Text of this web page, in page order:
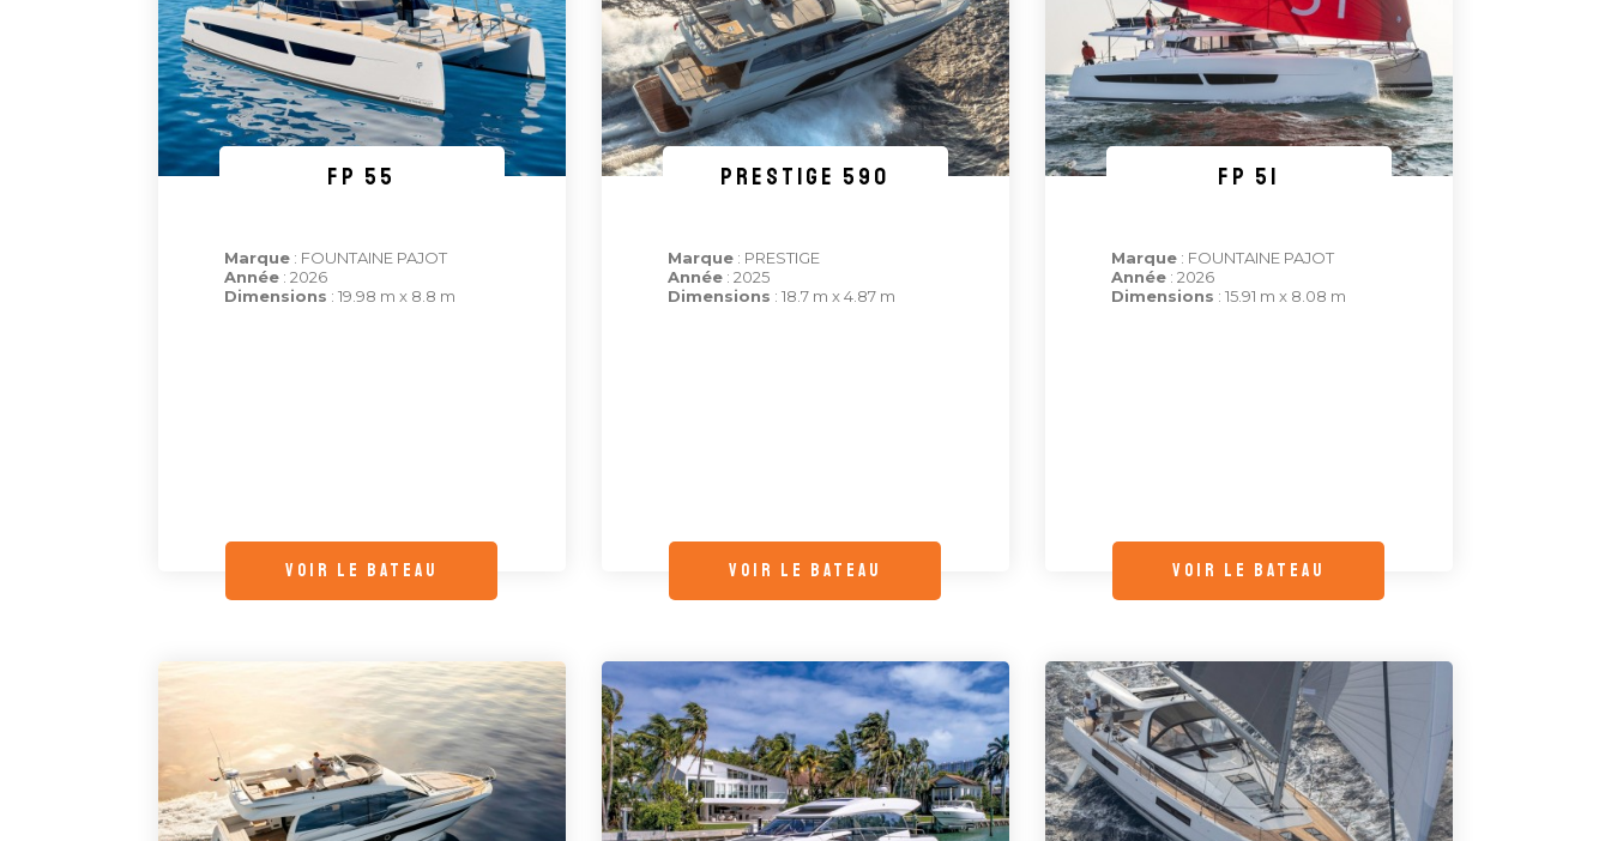
FP 55
Marque : FOUNTAINE PAJOT
Année : 2026
Dimensions : 19.98 m x 8.8 m
voir le bateau
PRESTIGE 590
Marque: PRESTIGE
Année: 2025
Dimensions : 18.7 m x 4.87 m
voir le bateau
FP 51
Marque: FOUNTAINE PAJOT
Année: 2026
Dimensions : 15.91 m x 8.08 m
voir le bateau